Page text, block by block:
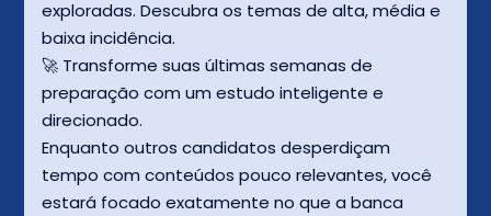
exploradas. Descubra os temas de alta, média e
baixa incidência.
🚀 Transforme suas últimas semanas de
preparação com um estudo inteligente e
direcionado.
Enquanto outros candidatos desperdiçam
tempo com conteúdos pouco relevantes, você
estará focado exatamente no que a banca